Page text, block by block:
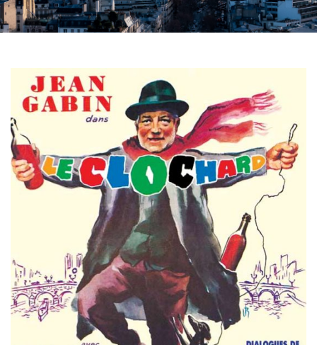
Horror
Kostuumdrama
Misdaad
Musical
Oorlogsfilm
Romantische komedie